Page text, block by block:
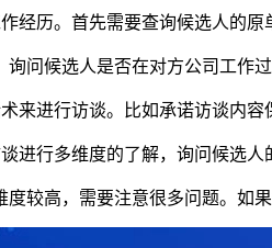
经历。首先需要查询候选人的
问候选人是否在对方公司工作
来进行访谈。比如承诺访谈内
进行多维度的了解，询问候选人
较高，需要注意很多问题。如